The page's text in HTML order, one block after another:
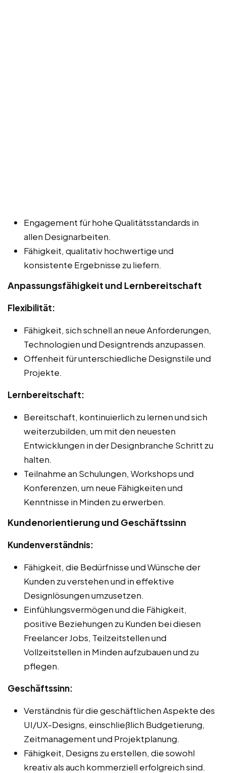
Engagement für hohe Qualitätsstandards in
allen Designarbeiten.
Fähigkeit, qualitativ hochwertige und
konsistente Ergebnisse zu liefern.
Anpassungsfähigkeit und Lernbereitschaft
Flexibilität:
Fähigkeit, sich schnell an neue Anforderungen,
Technologien und Designtrends anzupassen.
Offenheit für unterschiedliche Designstile und
Projekte.
Lernbereitschaft:
Bereitschaft, kontinuierlich zu lernen und sich
weiterzubilden, um mit den neuesten
Entwicklungen in der Designbranche Schritt zu
halten.
Teilnahme an Schulungen, Workshops und
Konferenzen, um neue Fähigkeiten und
Kenntnisse in Minden zu erwerben.
Kundenorientierung und Geschäftssinn
Kundenverständnis:
Fähigkeit, die Bedürfnisse und Wünsche der
Kunden zu verstehen und in effektive
Designlösungen umzusetzen.
Einfühlungsvermögen und die Fähigkeit,
positive Beziehungen zu Kunden bei diesen
Freelancer Jobs, Teilzeitstellen und
Vollzeitstellen in Minden aufzubauen und zu
pflegen.
Geschäftssinn:
Verständnis für die geschäftlichen Aspekte des
UI/UX-Designs, einschließlich Budgetierung,
Zeitmanagement und Projektplanung.
Fähigkeit, Designs zu erstellen, die sowohl
kreativ als auch kommerziell erfolgreich sind.